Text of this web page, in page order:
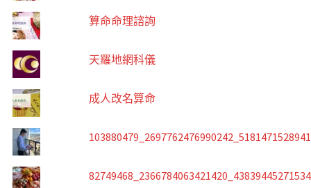
算命命理諮詢
天羅地網科儀
成人改名算命